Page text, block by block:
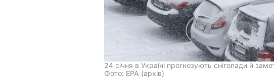
24 січня в Україні прогнозують снігопади й
Фото: ЕРА (архів)